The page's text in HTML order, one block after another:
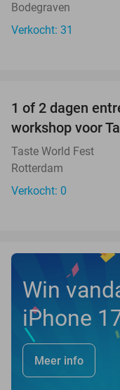
Bodegraven
Verkocht: 31
TODAY
1 of 2 dagen
workshop voor
Taste World Fest
Rotterdam
Verkocht: 0
Win
iPhone
Meer info